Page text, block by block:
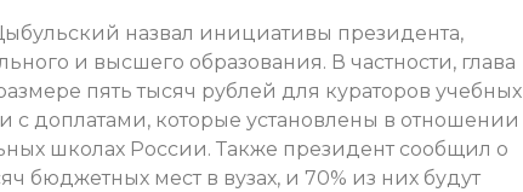
назвал инициативы президента,
и высшего образования. В частности, глава
пять тысяч рублей для кураторов учебных
с доплатами, которые установлены в отношении
школах России. Также президент сообщил о
бюджетных мест в вузах, и 70% из них будут